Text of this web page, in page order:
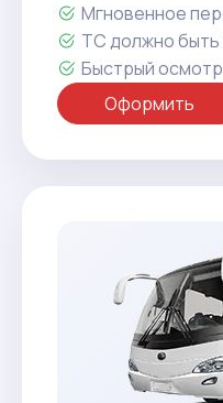
Мгновенное
ТС должно быть
Быстрый осмотр
Оформить